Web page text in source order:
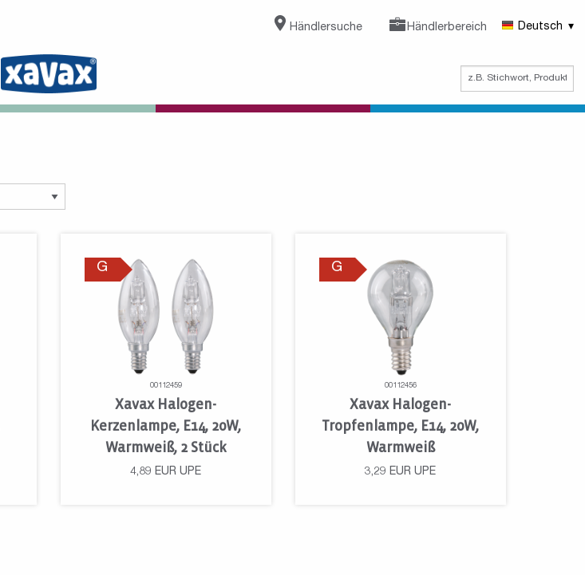
Händlersuche Händlerbereich Deutsch
G
00112459
Xavax Halogen-
Kerzenlampe, E14, 20W,
Warmweiß, 2 Stück
4,89 EUR UPE
G
00112456
Xavax Halogen-
Tropfenlampe, E14, 20W,
Warmweiß
3,29 EUR UPE